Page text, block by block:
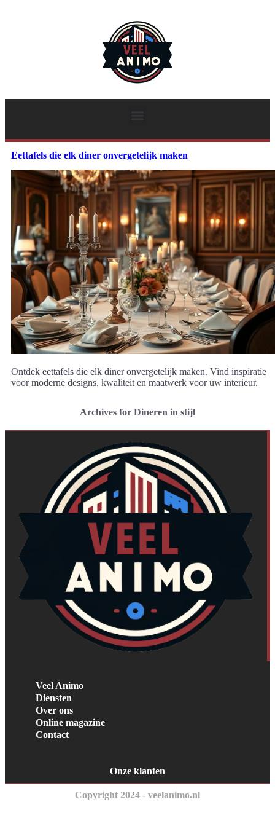
Eettafels die elk diner onvergetelijk maken
Ontdek eettafels die elk diner onvergetelijk maken. Vind inspiratie
voor moderne designs, kwaliteit en maatwerk voor uw interieur.
Archives for Dineren in stijl
Veel Animo
Diensten
Over ons
Online magazine
Contact
Onze klanten
Copyright 2024 - veelanimo.nl